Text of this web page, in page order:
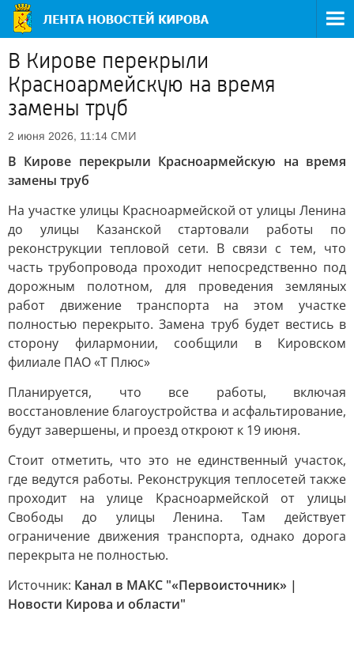
В Кирове перекрыли
Красноармейскую на время
замены труб
2 июня 2026, 11:14 СМИ
В Кирове перекрыли Красноармейскую на время
замены труб
На участке улицы Красноармейской от улицы Ленина
до улицы Казанской стартовали работы по
реконструкции тепловой сети. В связи с тем, что
часть трубопровода проходит непосредственно под
дорожным полотном, для проведения земляных
работ движение транспорта на этом участке
полностью перекрыто. Замена труб будет вестись в
сторону филармонии, сообщили в Кировском
филиале ПАО «Т Плюс»
Планируется, что все работы, включая
восстановление благоустройства и асфальтирование,
будут завершены, и проезд откроют к 19 июня.
Стоит отметить, что это не единственный участок,
где ведутся работы. Реконструкция теплосетей также
проходит на улице Красноармейской от улицы
Свободы до улицы Ленина. Там действует
ограничение движения транспорта, однако дорога
перекрыта не полностью.
Источник: Канал в МАКС "«Первоисточник» |
Новости Кирова и области"